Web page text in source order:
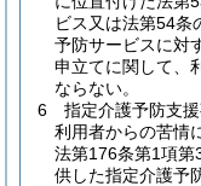
ビス又は法第54条
予防サービスに対
申立てに関して、
ならない。
6
指定介護予防支
利用者からの苦情
法第176条第1項第
供した指定介護予